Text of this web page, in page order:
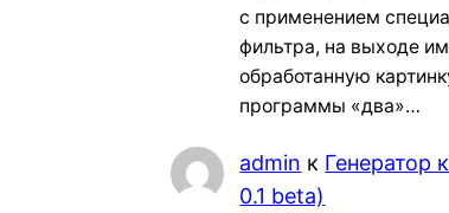
с применением
фильтра, на выходе
обработанную
программы «два»…
admin к Генератор
0.1 beta)